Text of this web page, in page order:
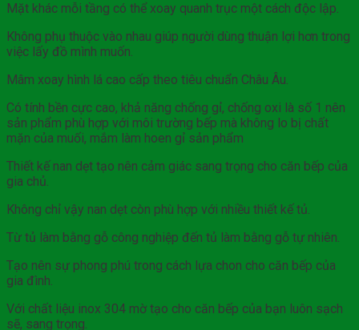
Mặt khác mỗi tầng có thể xoay quanh trục một cách độc lập.
Không phụ thuộc vào nhau giúp người dùng thuận lợi hơn trong
việc lấy đồ mình muốn.
Mâm xoay hình lá cao cấp theo tiêu chuẩn Châu Âu.
Có tính bền cực cao, khả năng chống gỉ, chống oxi là số 1 nên
sản phẩm phù hợp với môi trường bếp mà không lo bị chất
mặn của muối, mắm làm hoen gỉ sản phẩm
Thiết kế nan dẹt tạo nên cảm giác sang trọng cho căn bếp của
gia chủ.
Không chỉ vậy nan dẹt còn phù hợp với nhiều thiết kế tủ.
Từ tủ làm bằng gỗ công nghiệp đến tủ làm bằng gỗ tự nhiên.
Tạo nên sự phong phú trong cách lựa chon cho căn bếp của
gia đình.
Với chất liệu inox 304 mờ tạo cho căn bếp của bạn luôn sạch
sẽ, sang trọng.